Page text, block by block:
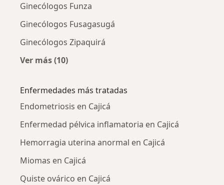
Ginecólogos Funza
Ginecólogos Fusagasugá
Ginecólogos Zipaquirá
Ver más (10)
Enfermedades más tratadas
Endometriosis en Cajicá
Enfermedad pélvica inflamatoria en Cajicá
Hemorragia uterina anormal en Cajicá
Miomas en Cajicá
Quiste ovárico en Cajicá